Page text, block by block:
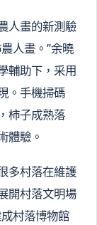
人畫的新測驗
人畫。”余曉
輔助下，采用
。手機掃碼
柿子成熟落
體驗。
多村落在維護
開村落文明場
村落博物館